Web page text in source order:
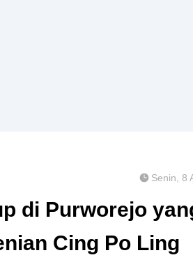
Senin, 8
di Purworejo
Cing Po Ling